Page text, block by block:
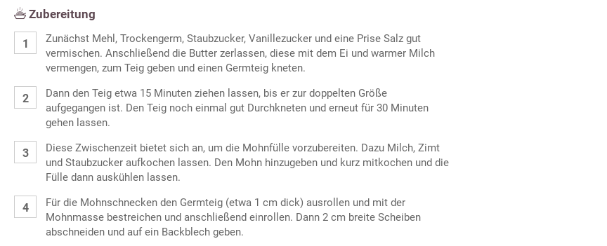
Zubereitung
Zunächst Mehl, Trockengerm, Staubzucker, Vanillezucker und eine Prise Salz gut
vermischen. Anschließend die Butter zerlassen, diese mit dem Ei und warmer Milch
vermengen, zum Teig geben und einen Germteig kneten.
Dann den Teig etwa 15 Minuten ziehen lassen, bis er zur doppelten Größe
aufgegangen ist. Den Teig noch einmal gut Durchkneten und erneut für 30 Minuten
gehen lassen.
Diese Zwischenzeit bietet sich an, um die Mohnfülle vorzubereiten. Dazu Milch, Zimt
und Staubzucker aufkochen lassen. Den Mohn hinzugeben und kurz mitkochen und die
Fülle dann auskühlen lassen.
Für die Mohnschnecken den Germteig (etwa 1 cm dick) ausrollen und mit der
Mohnmasse bestreichen und anschließend einrollen. Dann 2 cm breite Scheiben
abschneiden und auf ein Backblech geben.